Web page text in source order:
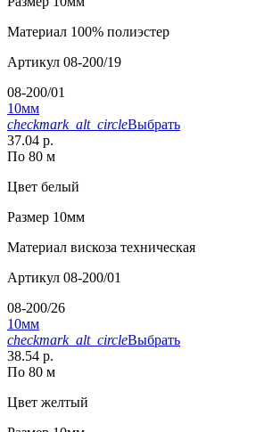
Материал 100% полиэстер
Артикул 08-200/19
08-200/01
10мм
checkmark_alt_circleВыбрать
37.04 р.
По 80 м
Цвет белый
Размер 10мм
Материал вискоза техническая
Артикул 08-200/01
08-200/26
10мм
checkmark_alt_circleВыбрать
38.54 р.
По 80 м
Цвет желтый